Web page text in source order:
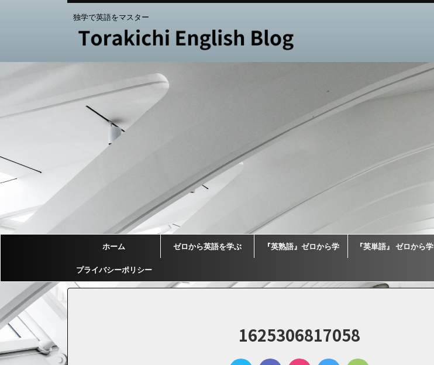
独学で英語をマスター
ホーム ゼロから英語を学ぶ 『英熟語』ゼロから学 『英単語』 ゼロから学
プライバシーポリシー
1625306817058